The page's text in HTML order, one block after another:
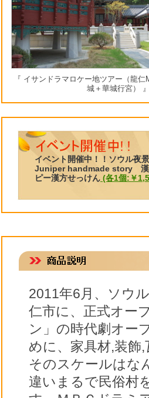
『 イサンドラマロケー地ツアー（龍
城＋華城行宮）
イベント開催中！！ソウル夜
Juniper handmade story 漢
ピー漢方せっけん (各1個:￥
2011年6月、ソウ
仁市に、正式オー
ン」の時代劇オー
めに、家具材,装飾
そのスケールはな
違いまるで民俗村